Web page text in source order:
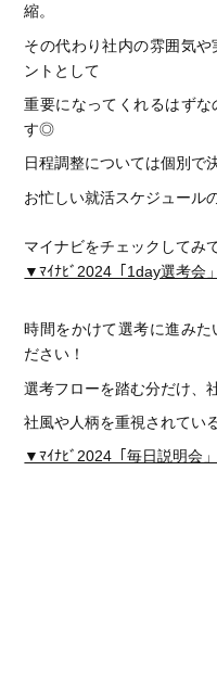
縮。
その代わり社内の雰囲気
ントとして
重要になってくれるはず
す◎
日程調整については個別で
お忙しい就活スケジュール
マイナビをチェックしてみ
▼ﾏｲﾅﾋﾞ2024「1day選考会
時間をかけて選考に進みた
ださい！
選考フローを踏む分だけ、
社風や人柄を重視されてい
▼ﾏｲﾅﾋﾞ2024「毎日説明会